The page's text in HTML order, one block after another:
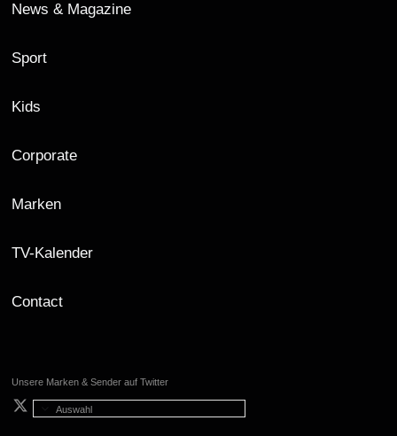
News & Magazine
Sport
Kids
Corporate
Marken
TV-Kalender
Contact
Unsere Marken & Sender auf Twitter
Auswahl